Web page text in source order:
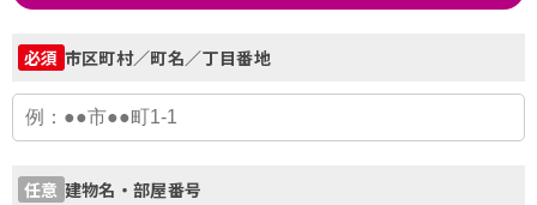
必須 市区町村／町名／丁目番地
任意 建物名・部屋番号